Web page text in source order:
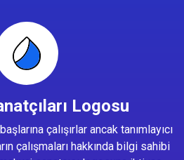
Logosu
çalışırlar ancak tanımlayıcı
çalışmaları hakkında bilgi sahibi